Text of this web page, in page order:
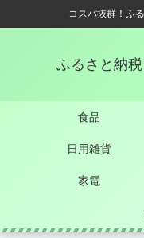
コスパ抜群！ふ
ふるさと納
食品
日用雑貨
家電